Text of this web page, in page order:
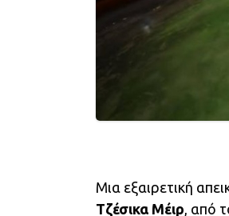
Μια εξαιρετική
Τζέσικα Μέιρ , από